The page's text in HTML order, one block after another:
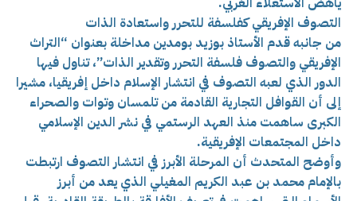
التصوف الإفريقي كفلسفة للتحرر واستعادة الذات
من جانبه قدم الأستاذ بوزيد بومدين مداخلة بعنوان “التراث
الإفريقي والتصوف فلسفة التحرر وتقدير الذات”، تناول فيها
الدور الذي لعبه التصوف في انتشار الإسلام داخل إفريقيا، مشيرا
إلى أن القوافل التجارية القادمة من تلمسان وتوات والصحراء
الكبرى ساهمت منذ العهد الرستمي في نشر الدين الإسلامي
داخل المجتمعات الإفريقية.
وأوضح المتحدث أن المرحلة الأبرز في انتشار التصوف ارتبطت
بالإمام محمد بن عبد الكريم المغيلي الذي يعد من أبرز